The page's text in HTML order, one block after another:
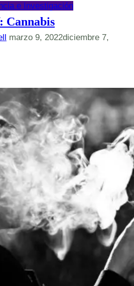
e Investigación
Cannabis
marzo 9, 2022diciembre 7,